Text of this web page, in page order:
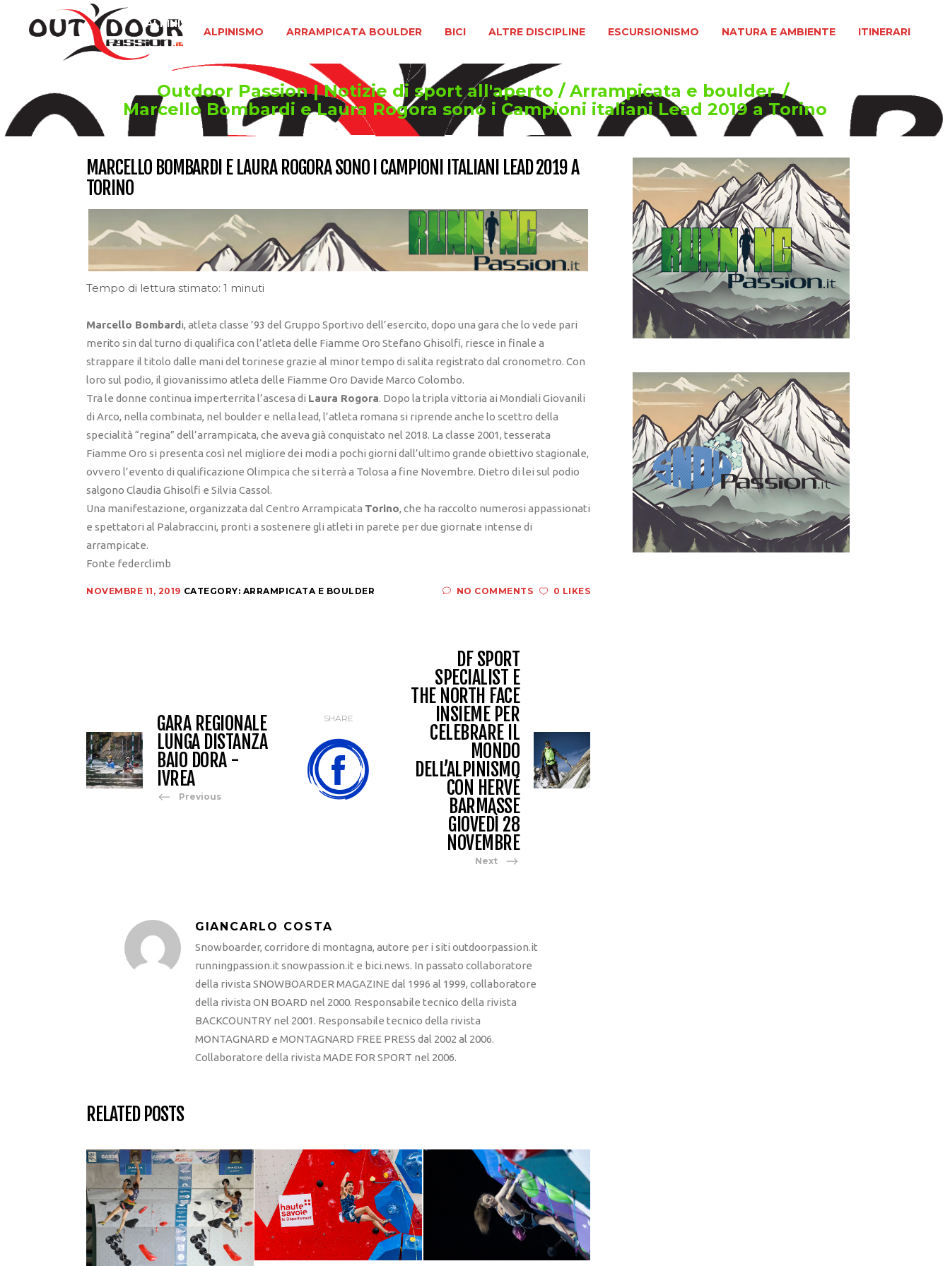
ALPINISMO ARRAMPICATA BOULDER BICI ALTRE DISCIPLINE ESCURSIONISMO NATURA E AMBIENTE ITINERARI
ALPINISMO
Outdoor Passion | Notizie di sport all'aperto / Arrampicata e boulder/
Marcello Bombardi e Laura Rogora sono i Campioni italiani Lead 2019 a Torino
MARCELLO BOMBARDI E LAURA ROGORA SONO I CAMPIONI ITALIANI LEAD 2019 A
TORINO
Tempo di lettura stimato: 1 minuti
Marcello Bombardi, atleta classe ’93 del Gruppo Sportivo dell’esercito, dopo una gara che lo vede pari
merito sin dal turno di qualifica con l’atleta delle Fiamme Oro Stefano Ghisolfi, riesce in finale a
strappare il titolo dalle mani del torinese grazie al minor tempo di salita registrato dal cronometro. Con
loro sul podio, il giovanissimo atleta delle Fiamme Oro Davide Marco Colombo.
Tra le donne continua imperterrita l’ascesa di Laura Rogora. Dopo la tripla vittoria ai Mondiali Giovanili
di Arco, nella combinata, nel boulder e nella lead, l’atleta romana si riprende anche lo scettro della
specialità “regina” dell’arrampicata, che aveva già conquistato nel 2018. La classe 2001, tesserata
Fiamme Oro si presenta così nel migliore dei modi a pochi giorni dall’ultimo grande obiettivo stagionale,
ovvero l’evento di qualificazione Olimpica che si terrà a Tolosa a fine Novembre. Dietro di lei sul podio
salgono Claudia Ghisolfi e Silvia Cassol.
Una manifestazione, organizzata dal Centro Arrampicata Torino, che ha raccolto numerosi appassionati
e spettatori al Palabraccini, pronti a sostenere gli atleti in parete per due giornate intense di
arrampicate.
Fonte federclimb
NOVEMBRE 11, 2019 CATEGORY: ARRAMPICATA E BOULDER NO COMMENTS 0 LIKES
GARA REGIONALE
LUNGA DISTANZA
BAIO DORA -
IVREA
Previous
SHARE
DF SPORT
SPECIALIST E
THE NORTH FACE
INSIEME PER
CELEBRARE IL
MONDO
DELL’ALPINISMO
CON HERVÉ
BARMASSE
GIOVEDÌ 28
NOVEMBRE
Next
GIANCARLO COSTA
Snowboarder, corridore di montagna, autore per i siti outdoorpassion.it
runningpassion.it snowpassion.it e bici.news. In passato collaboratore
della rivista SNOWBOARDER MAGAZINE dal 1996 al 1999, collaboratore
della rivista ON BOARD nel 2000. Responsabile tecnico della rivista
BACKCOUNTRY nel 2001. Responsabile tecnico della rivista
MONTAGNARD e MONTAGNARD FREE PRESS dal 2002 al 2006.
Collaboratore della rivista MADE FOR SPORT nel 2006.
RELATED POSTS